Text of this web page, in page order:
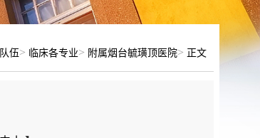
伍> 临床各专业> 附属烟台毓璜顶医院> 正文